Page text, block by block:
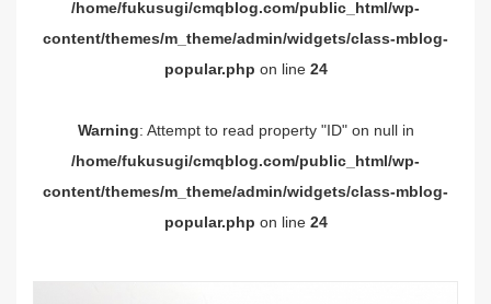
/home/fukusugi/cmqblog.com/public_html/wp-
content/themes/m_theme/admin/widgets/class-mblog-
popular.php on line 24
Warning: Attempt to read property "ID" on null in
/home/fukusugi/cmqblog.com/public_html/wp-
content/themes/m_theme/admin/widgets/class-mblog-
popular.php on line 24